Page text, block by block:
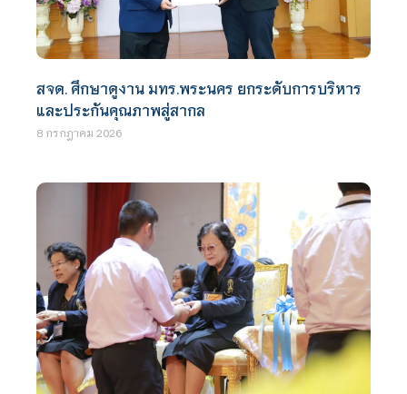
สจด. ศึกษาดูงาน มทร.พระนคร ยกระดับการบริหาร
และประกันคุณภาพสู่สากล
8 กรกฎาคม 2026